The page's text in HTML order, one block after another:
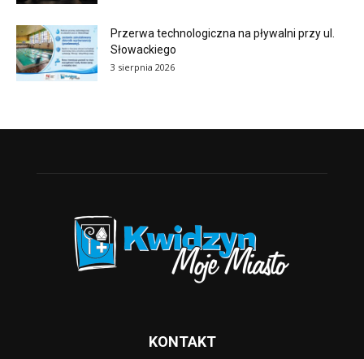
Przerwa technologiczna na pływalni przy ul.
Słowackiego
3 sierpnia 2026
KONTAKT